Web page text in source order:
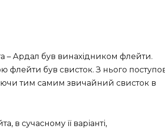
– Ардал був винахідником флейти.
був свисток. З нього
тим самим звичайний свисток в
в сучасному її варіанті,